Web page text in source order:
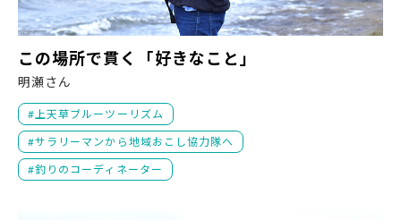
この場所で貫く「好きなこと」
明瀬さん
上天草ブルーツーリズム
サラリーマンから地域おこし協力隊へ
釣りのコーディネーター